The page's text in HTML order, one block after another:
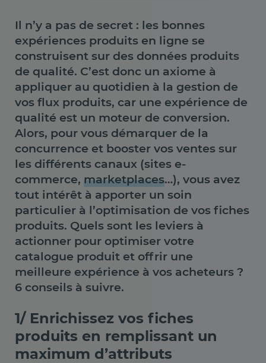
Il n’y a pas de secret : les bonnes
expériences produits en ligne se
construisent sur des données produits
de qualité. C’est donc un axiome à
appliquer au quotidien à la gestion de
vos flux produits, car une expérience de
qualité est un moteur de conversion.
Alors, pour vous démarquer de la
concurrence et booster vos ventes sur
les différents canaux (sites e-
commerce, marketplaces…), vous avez
tout intérêt à apporter un soin
particulier à l’optimisation de vos fiches
produits. Quels sont les leviers à
actionner pour optimiser votre
catalogue produit et offrir une
meilleure expérience à vos acheteurs ?
6 conseils à suivre.
1/ Enrichissez vos fiches
produits en remplissant un
maximum d’attributs